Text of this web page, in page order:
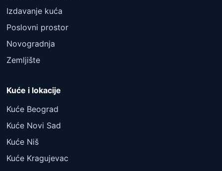
Izdavanje kuća
Poslovni prostor
Novogradnja
Zemljište
Kuće i lokacije
Kuće Beograd
Kuće Novi Sad
Kuće Niš
Kuće Kragujevac